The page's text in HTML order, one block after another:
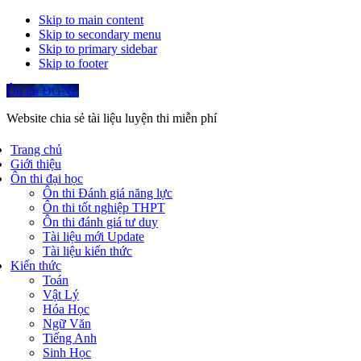
Skip to main content
Skip to secondary menu
Skip to primary sidebar
Skip to footer
Ôn thi ĐGNL
Website chia sẻ tài liệu luyện thi miễn phí
Trang chủ
Giới thiệu
Ôn thi đại học
Ôn thi Đánh giá năng lực
Ôn thi tốt nghiệp THPT
Ôn thi đánh giá tư duy
Tài liệu mới Update
Tài liệu kiến thức
Kiến thức
Toán
Vật Lý
Hóa Học
Ngữ Văn
Tiếng Anh
Sinh Học